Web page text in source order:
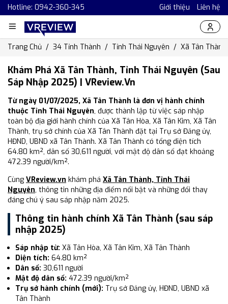
Hotline: 0942-360-345 Giới thiệu Liên hệ
Trang Chủ 34 Tỉnh Thành Tỉnh Thái Nguyên Xã Tân Thành
Khám Phá Xã Tân Thành, Tỉnh Thái Nguyên (Sau
Sáp Nhập 2025) | VReview.vn
Từ ngày 01/07/2025, Xã Tân Thành là đơn vị hành chính
thuộc Tỉnh Thái Nguyên, được thành lập từ việc sáp nhập
toàn bộ địa giới hành chính của Xã Tân Hòa, Xã Tân Kim, Xã Tân
Thành, trụ sở chính của Xã Tân Thành đặt tại Trụ sở Đảng ủy,
HĐND, UBND xã Tân Thành. Xã Tân Thành có tổng diện tích
64.80 km², dân số 30,611 người, với mật độ dân số đạt khoảng
472.39 người/km².
Cùng VReview.vn khám phá Xã Tân Thành, Tỉnh Thái
Nguyên, thông tin những địa điểm nổi bật và những đổi thay
đáng chú ý sau sáp nhập năm 2025.
Thông tin hành chính Xã Tân Thành (sau sáp
nhập 2025)
Sáp nhập từ: Xã Tân Hòa, Xã Tân Kim, Xã Tân Thành
Diện tích: 64.80 km²
Dân số: 30,611 người
Mật độ dân số: 472.39 người/km²
Trụ sở hành chính (mới): Trụ sở Đảng ủy, HĐND, UBND xã
Tân Thành